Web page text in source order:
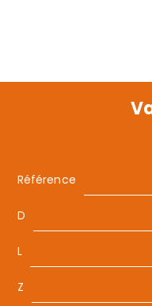
Référence
D
L
Z